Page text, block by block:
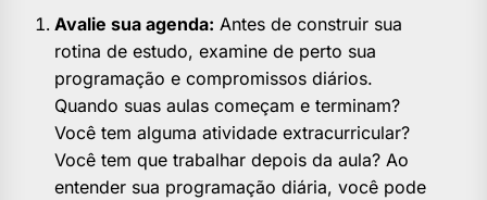
Avalie sua agenda: Antes de construir sua
rotina de estudo, examine de perto sua
programação e compromissos diários.
Quando suas aulas começam e terminam?
Você tem alguma atividade extracurricular?
Você tem que trabalhar depois da aula? Ao
entender sua programação diária, você pode